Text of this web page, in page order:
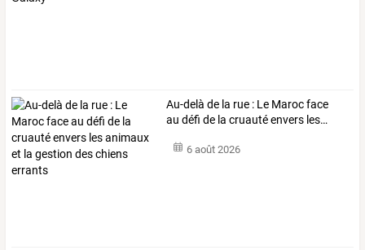
Au-delà de la rue : Le Marocface
au défi de la cruautéenvers les…
6 août 2026